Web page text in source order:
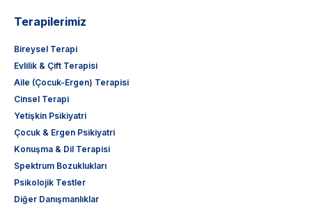
Terapilerimiz
Bireysel Terapi
Evlilik & Çift Terapisi
Aile (Çocuk-Ergen) Terapisi
Cinsel Terapi
Yetişkin Psikiyatri
Çocuk & Ergen Psikiyatri
Konuşma & Dil Terapisi
Spektrum Bozuklukları
Psikolojik Testler
Diğer Danışmanlıklar